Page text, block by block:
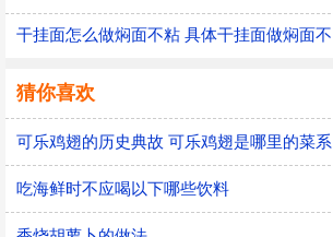
猜你喜欢
可乐鸡翅的历史典故 可乐鸡翅是哪里的菜系
吃海鲜时不应喝以下哪些饮料